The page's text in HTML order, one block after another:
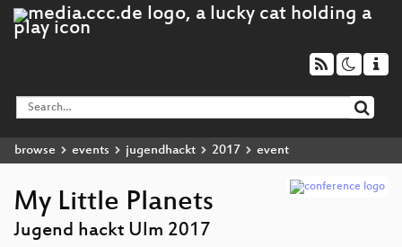
browse events jugendhackt 2017 event
My Little Planets
Jugend hackt Ulm 2017